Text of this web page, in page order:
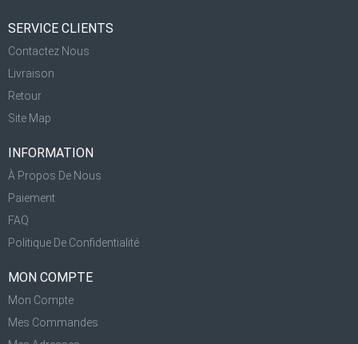
SERVICE CLIENTS
Contactez Nous
Livraison
Retour
Site Map
INFORMATION
À Propos De Nous
Paiement
FAQ
Politique De Confidentialité
MON COMPTE
Mon Compte
Mes Commandes